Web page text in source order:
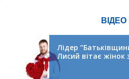
ВІДЕО
Лідер
Лисий вітає жінок